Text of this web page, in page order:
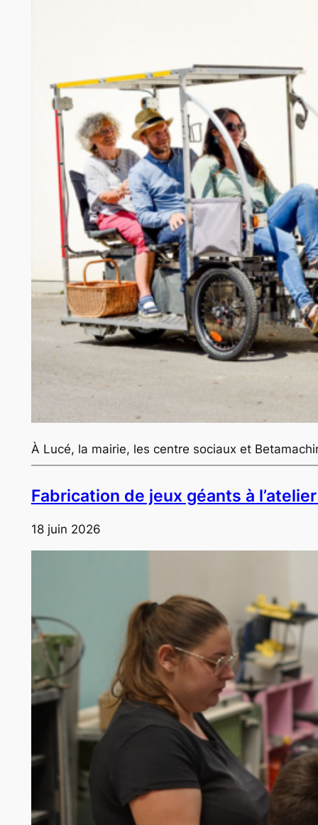
À Lucé, la mairie, les centre sociaux et
Fabrication de jeux géants à
18 juin 2026